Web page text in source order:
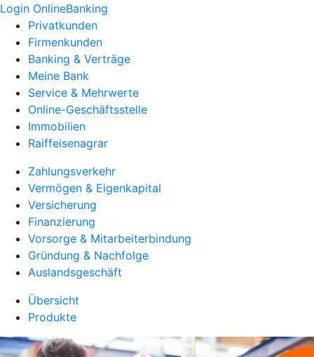
Login OnlineBanking
Privatkunden
Firmenkunden
Banking & Verträge
Meine Bank
Service & Mehrwerte
Online-Geschäftsstelle
Immobilien
Raiffeisenagrar
Zahlungsverkehr
Vermögen & Eigenkapital
Versicherung
Finanzierung
Vorsorge & Mitarbeiterbindung
Gründung & Nachfolge
Auslandsgeschäft
Übersicht
Produkte